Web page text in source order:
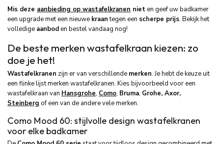
Mis deze aanbieding op wastafelkranen nieten geef uw badkamer
een upgrade met een nieuwe kraantegen een scherpe prijs. Bekijk het
volledige aanboden bestel vandaag nog!
De beste merken wastafelkraan kiezen: zo
doe je het!
Wastafelkranen zijn er van verschillende merken. Je hebt de keuze uit
een flinke lijst merken wastafelkranen. Kies bijvoorbeeld voor een
wastafelkraan van Hansgrohe, Como, Bruma, Grohe, Axor,
Steinberg of een van de andere vele merken.
Como Mood 60: stijlvolle design wastafelkranen
voor elke badkamer